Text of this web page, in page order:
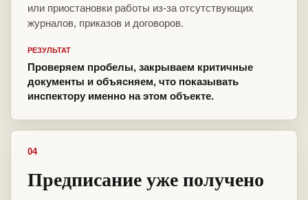
или приостановки работы из-за отсутствующих
журналов, приказов и договоров.
РЕЗУЛЬТАТ
Проверяем пробелы, закрываем критичные
документы и объясняем, что показывать
инспектору именно на этом объекте.
04
Предписание уже получено